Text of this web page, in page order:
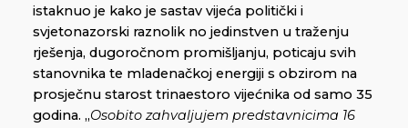
istaknuo je kako je sastav vijeća politički i
svjetonazorski raznolik no jedinstven u traženju
rješenja, dugoročnom promišljanju, poticaju svih
stanovnika te mladenačkoj energiji s obzirom na
prosječnu starost trinaestoro vijećnika od samo 35
godina. „Osobito zahvaljujem predstavnicima 16